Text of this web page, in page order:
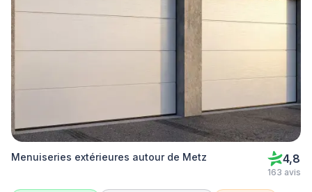
Menuiseries extérieures autour de Metz 4,8
163 avis